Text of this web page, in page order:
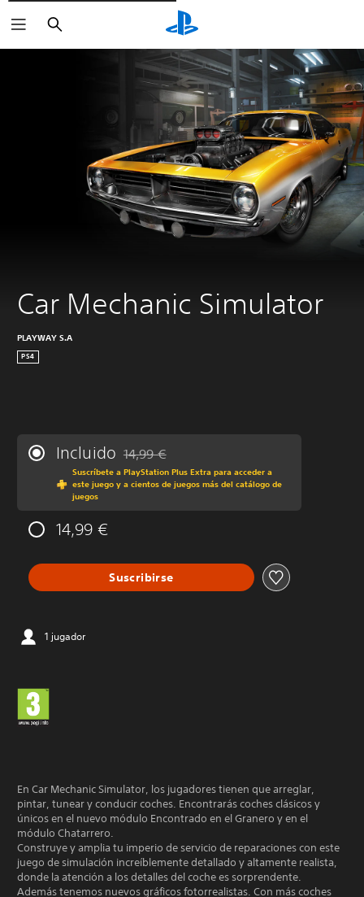
Buscar
Car Mechanic Simulator
PLAYWAY S.A
PS4
Incluido Rebajado del precio original de 14,99 €
14,99 €
Suscríbete a PlayStation Plus Extra para acceder a
este juego y a cientos de juegos más del catálogo de
juegos
14,99 €
Suscribirse
1 jugador
En Car Mechanic Simulator, los jugadores tienen que arreglar,
pintar, tunear y conducir coches. Encontrarás coches clásicos y
únicos en el nuevo módulo Encontrado en el Granero y en el
módulo Chatarrero.
Construye y amplia tu imperio de servicio de reparaciones con este
juego de simulación increíblemente detallado y altamente realista,
donde la atención a los detalles del coche es sorprendente.
Además tenemos nuevos gráficos fotorrealistas. Con más coches